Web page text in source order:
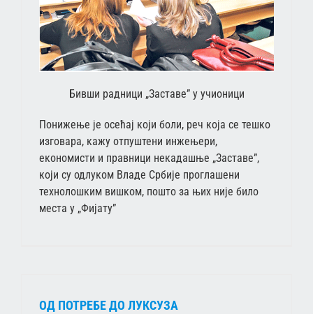
Бивши радници „Заставе” у учионици
Понижење је осећај који боли, реч која се тешко
изговара, кажу отпуштени инжењери,
економисти и правници некадашње „Заставе”,
који су одлуком Владе Србије проглашени
технолошким вишком, пошто за њих није било
места у „Фијату”
ОД ПОТРЕБЕ ДО ЛУКСУЗА